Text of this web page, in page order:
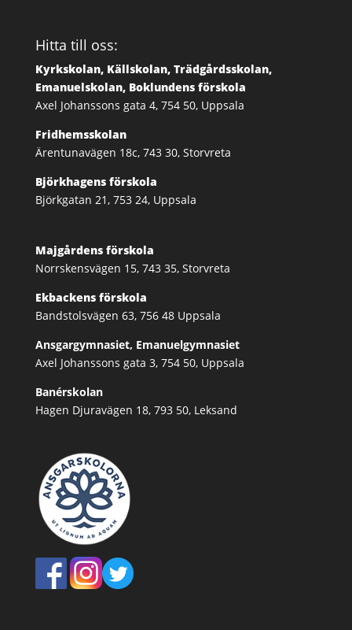
Hitta till oss:
Kyrkskolan, Källskolan, Trädgårdsskolan,
Emanuelskolan, Boklundens förskola
Axel Johanssons gata 4, 754 50, Uppsala
Fridhemsskolan
Ärentunavägen 18c, 743 30, Storvreta
Björkhagens förskola
Björkgatan 21, 753 24, Uppsala
Majgårdens förskola
Norrskensvägen 15, 743 35, Storvreta
Ekbackens förskola
Bandstolsvägen 63, 756 48 Uppsala
Ansgargymnasiet, Emanuelgymnasiet
Axel Johanssons gata 3, 754 50, Uppsala
Banérskolan
Hagen Djuravägen 18, 793 50, Leksand